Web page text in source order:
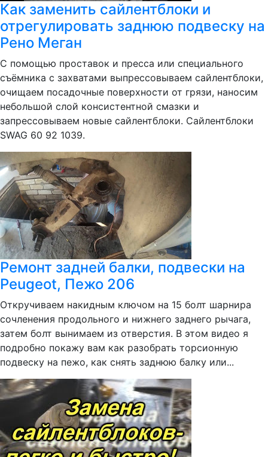
Как заменить сайлентблоки и
отрегулировать заднюю подвеску на
Рено Меган
С помощью проставок и пресса или специального
съёмника с захватами выпрессовываем сайлентблоки,
очищаем посадочные поверхности от грязи, наносим
небольшой слой консистентной смазки и
запрессовываем новые сайлентблоки. Сайлентблоки
SWAG 60 92 1039.
Ремонт задней балки, подвески на
Peugeot, Пежо 206
Откручиваем накидным ключом на 15 болт шарнира
сочленения продольного и нижнего заднего рычага,
затем болт вынимаем из отверстия. В этом видео я
подробно покажу вам как разобрать торсионную
подвеску на пежо, как снять заднюю балку или...